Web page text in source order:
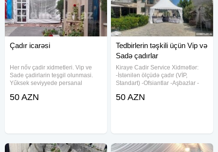
Çadır icarəsi
Her nőv çadir xidmetleri. Vip ve
Sade çadirlarin teşgil olunmasi.
Yűksek seviyyede persanal
Povr. Ehsan sufrelerinin halliqla
50 AZN
Tedbirlerin təşkili üçün Vip və
Sadə çadırlar
Kiraye Cadir Service Xidmətlər:
-İstənilən ölçüdə çadır (VİP,
Standart) -Ofsiantlar -Aşbazlar -
Kondinsioner Servisimiz hər növ
50 AZN